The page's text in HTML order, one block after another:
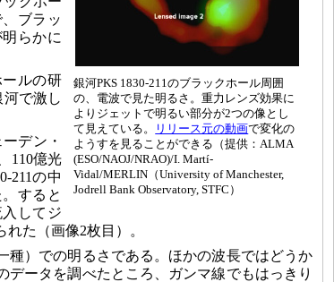
銀河PKS 1830-211のブラックホール周囲
の、電波で見た明るさ。重力レンズ効果に
よりジェットで明るい部分が2つの像とし
て見えている。
リリース元の動画で変化の
ようすを見ることができる（提供：ALMA
(ESO/NAOJ/NRAO)/I. Martí-
Vidal/MERLIN（University of Manchester,
Jodrell Bank Observatory, STFC）
ブラッ
らかに
ルの研
で激し
デン・
110億光
211の中
すると
してジ
た（画像2枚目）。
種）での明るさである。ほかの波長ではどうか
ータを調べたところ、ガンマ線でもはっきり